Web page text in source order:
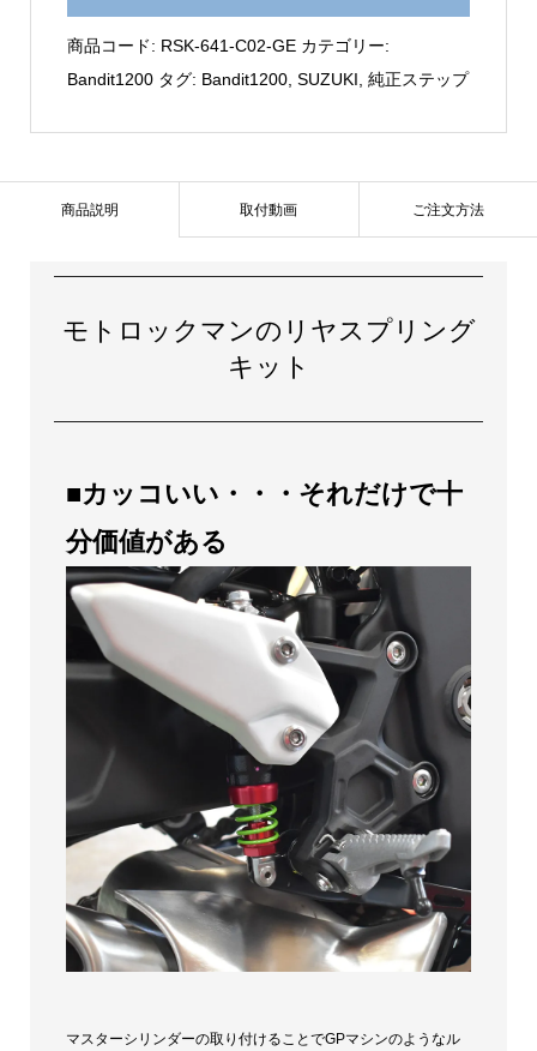
リ
ト
個
商品コード: RSK-641-C02-GE カテゴリー:
Bandit1200 タグ: Bandit1200, SUZUKI 純正ステップ
商品説明 取付動画 ご注文方法
モトロックマンのリヤスプリング
キット
■カッコいい・・・それだけで十
分価値がある
マスターシリンダーの取り付けることでGPマシンのようなル